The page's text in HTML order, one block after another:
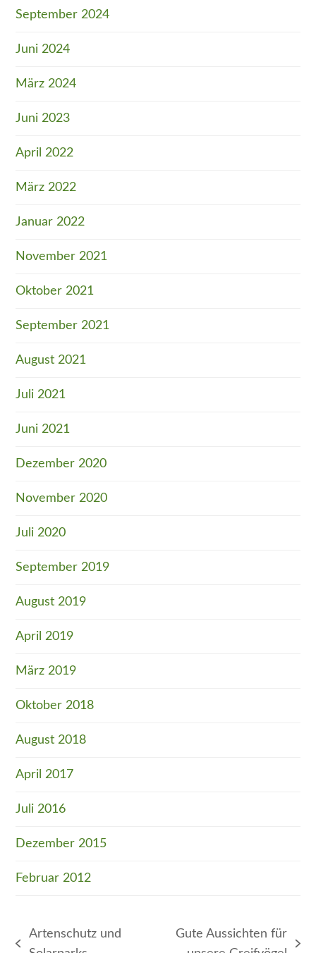
September 2024
Juni 2024
März 2024
Juni 2023
April 2022
März 2022
Januar 2022
November 2021
Oktober 2021
September 2021
August 2021
Juli 2021
Juni 2021
Dezember 2020
November 2020
Juli 2020
September 2019
August 2019
April 2019
März 2019
Oktober 2018
August 2018
April 2017
Juli 2016
Dezember 2015
Februar 2012
Artenschutz und
Gute Aussichten für